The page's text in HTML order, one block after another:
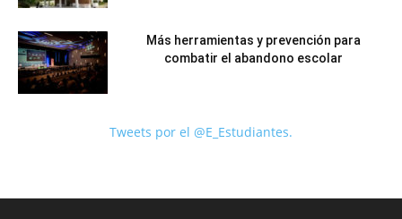
Más herramientas y prevención para
combatir el abandono escolar
Tweets por el @E_Estudiantes.